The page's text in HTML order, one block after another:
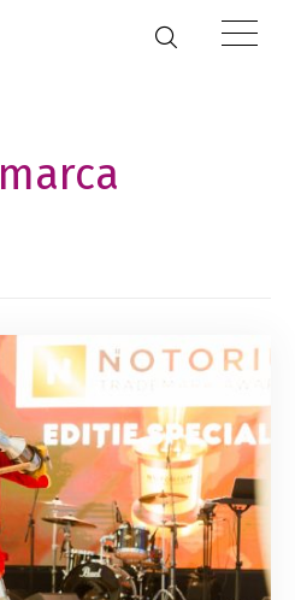
marca